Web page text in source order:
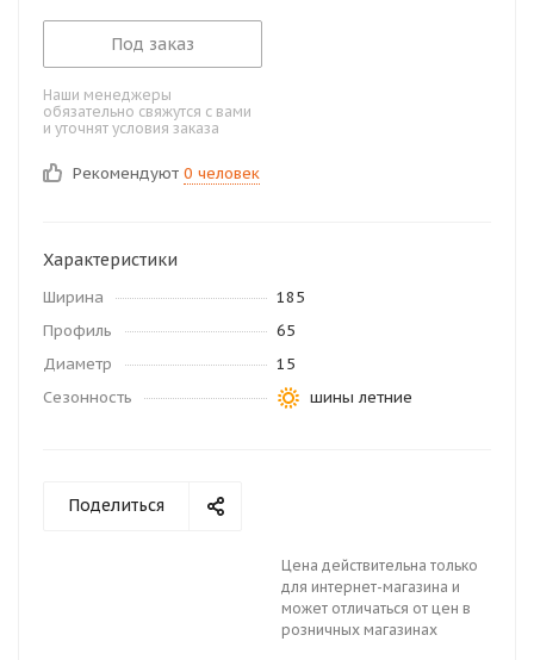
Под заказ
Наши менеджеры
обязательно свяжутся с вами
и уточнят условия заказа
Рекомендуют 0 человек
Характеристики
Ширина
185
Профиль
65
Диаметр
15
Сезонность
шины летние
Поделиться
Цена действительна только
для интернет-магазина и
может отличаться от цен в
розничных магазинах